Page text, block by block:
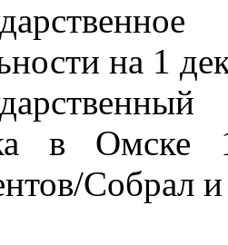
на 1
в Омске
Собрал